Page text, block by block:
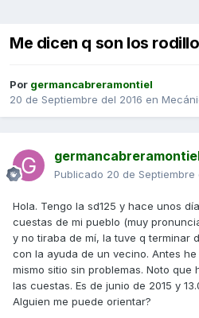
Me dicen q son los
Por germancabreramontiel
20 de Septiembre del 2016 en
Publicado 20 de Septiembre
Hola. Tengo la sd125 y hace unos
cuestas de mi pueblo (muy
y no tiraba de mí, la tuve q terminar
con la ayuda de un vecino. Antes
mismo sitio sin problemas. Noto
las cuestas. Es de junio de 2015 y
Alguien me puede orientar?